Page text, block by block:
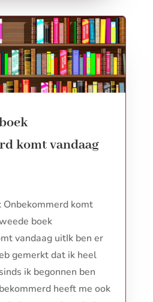
komt vandaag
komt
boek
vandaag uitIk ben er
gemerkt dat ik heel
ik begonnen ben
heeft me ook